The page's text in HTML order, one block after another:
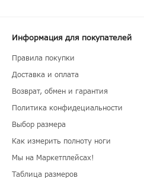
Информация для покупателей
Правила покупки
Доставка и оплата
Возврат, обмен и гарантия
Политика конфидециальности
Выбор размера
Как измерить полноту ноги
Мы на Маркетплейсах!
Таблица размеров